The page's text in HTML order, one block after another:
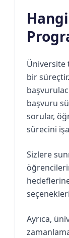
Üniversite
bir
başvuru
sorular,
sürecini
Sizlere
Ayrıca,